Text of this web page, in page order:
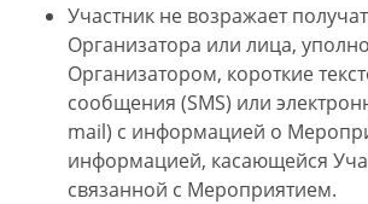
Участник не возражает
Организатора или лица,
Организатором, короткие
сообщения (SMS) или
mail) с информацией о
информацией, касающейся
связанной с Мероприятием.